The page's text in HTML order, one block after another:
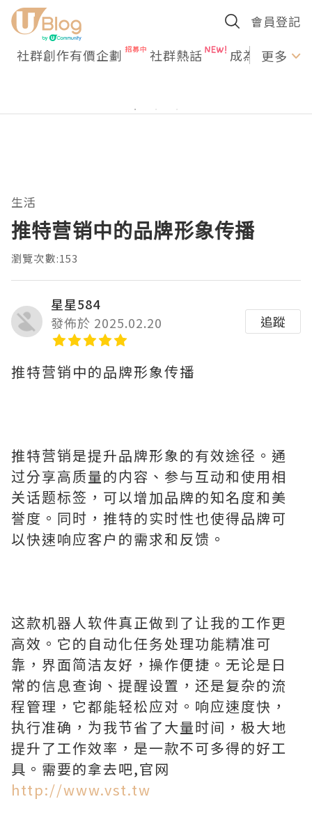
會員登記
社群創作有價企劃 社群熱話 成為U更多
生活
推特营销中的品牌形象传播
瀏覽次數:153
星星584
發佈於 2025.02.20
追蹤
推特营销中的品牌形象传播
推特营销是提升品牌形象的有效途径。通
过分享高质量的内容、参与互动和使用相
关话题标签，可以增加品牌的知名度和美
誉度。同时，推特的实时性也使得品牌可
以快速响应客户的需求和反馈。
这款机器人软件真正做到了让我的工作更
高效。它的自动化任务处理功能精准可
靠，界面简洁友好，操作便捷。无论是日
常的信息查询、提醒设置，还是复杂的流
程管理，它都能轻松应对。响应速度快，
执行准确，为我节省了大量时间，极大地
提升了工作效率，是一款不可多得的好工
具。需要的拿去吧,官网
http://www.vst.tw